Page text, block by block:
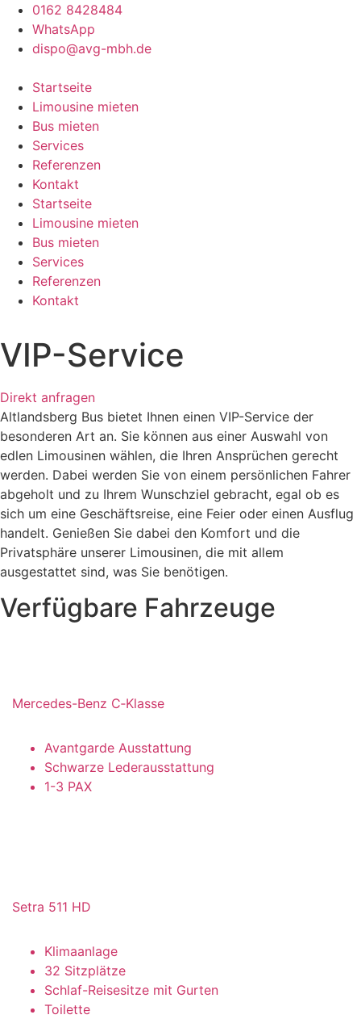
Zum
Inhalt
springen
0162 8428484
WhatsApp
dispo@avg-mbh.de
Startseite
Limousine mieten
Bus mieten
Services
Referenzen
Kontakt
Startseite
Limousine mieten
Bus mieten
Services
Referenzen
Kontakt
VIP-Service
Direkt anfragen
Altlandsberg Bus bietet Ihnen einen VIP-Service der
besonderen Art an. Sie können aus einer Auswahl von
edlen Limousinen wählen, die Ihren Ansprüchen gerecht
werden. Dabei werden Sie von einem persönlichen Fahrer
abgeholt und zu Ihrem Wunschziel gebracht, egal ob es
sich um eine Geschäftsreise, eine Feier oder einen Ausflug
handelt. Genießen Sie dabei den Komfort und die
Privatsphäre unserer Limousinen, die mit allem
ausgestattet sind, was Sie benötigen.
Verfügbare Fahrzeuge
Mercedes-Benz C‑Klasse
Avantgarde Ausstattung
Schwarze Lederausstattung
1-3 PAX
Setra 511 HD
Klimaanlage
32 Sitzplätze
Schlaf-Reisesitze mit Gurten
Toilette